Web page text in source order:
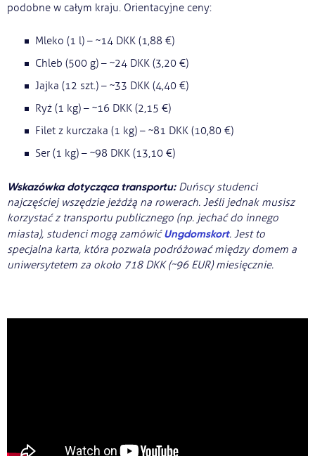
podobne w całym kraju. Orientacyjne ceny:
Mleko (1 l) – ~14 DKK (1,88 €)
Chleb (500 g) – ~24 DKK (3,20 €)
Jajka (12 szt.) – ~33 DKK (4,40 €)
Ryż (1 kg) – ~16 DKK (2,15 €)
Filet z kurczaka (1 kg) – ~81 DKK (10,80 €)
Ser (1 kg) – ~98 DKK (13,10 €)
Wskazówka dotycząca transportu:Duńscy studenci
najczęściej wszędzie jeżdżą na rowerach. Jeśli jednak musisz
korzystać z transportu publicznego (np. jechać do innego
miasta), studenci mogą zamówićUngdomskort. Jest to
specjalna karta, która pozwala podróżować między domem a
uniwersytetem za około 718 DKK (~96 EUR) miesięcznie.